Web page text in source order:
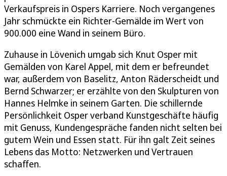
Verkaufspreis in Ospers Karriere. Noch vergangenes
Jahr schmückte ein Richter-Gemälde im Wert von
900.000 eine Wand in seinem Büro.
Zuhause in Lövenich umgab sich Knut Osper mit
Gemälden von Karel Appel, mit dem er befreundet
war, außerdem von Baselitz, Anton Räderscheidt und
Bernd Schwarzer; er erzählte von den Skulpturen von
Hannes Helmke in seinem Garten. Die schillernde
Persönlichkeit Osper verband Kunstgeschäfte häufig
mit Genuss, Kundengespräche fanden nicht selten bei
gutem Wein und Essen statt. Für ihn galt Zeit seines
Lebens das Motto: Netzwerken und Vertrauen
schaffen.